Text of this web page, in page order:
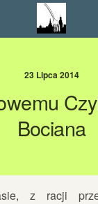
23 Lipca 2014
Bociana
z racji